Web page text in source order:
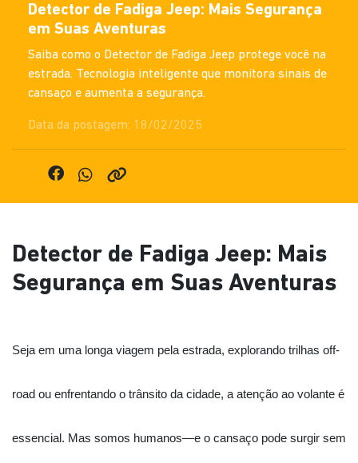
Detector de Fadiga Jeep: Mais Segurança
em Suas Aventuras
Saiba como o Detector de Fadiga Jeep protege você na
estrada. Tecnologia inteligente que monitora sinais de
cansaço e aumenta a segurança.
Data da postagem: 18/02/2025
Detector de Fadiga Jeep: Mais
Segurança em Suas Aventuras
Seja em uma longa viagem pela estrada, explorando trilhas off-
road ou enfrentando o trânsito da cidade, a atenção ao volante é
essencial. Mas somos humanos—e o cansaço pode surgir sem